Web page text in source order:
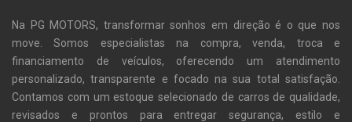
Na PG MOTORS, transformar sonhos em direção é o que nos
move. Somos especialistas na compra, venda, troca e
financiamento de veículos, oferecendo um atendimento
personalizado, transparente e focado na sua total satisfação.
Contamos com um estoque selecionado de carros de qualidade,
revisados e prontos para entregar segurança, estilo e